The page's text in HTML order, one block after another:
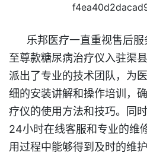
乐邦医疗一直重视售后服
至尊款糖尿病治疗仪入驻渠
派出了专业的技术团队，为
细的安装讲解和操作培训，
疗仪的使用方法和技巧。同
24小时在线客服和专业的维
用过程中能够得到及时的维护